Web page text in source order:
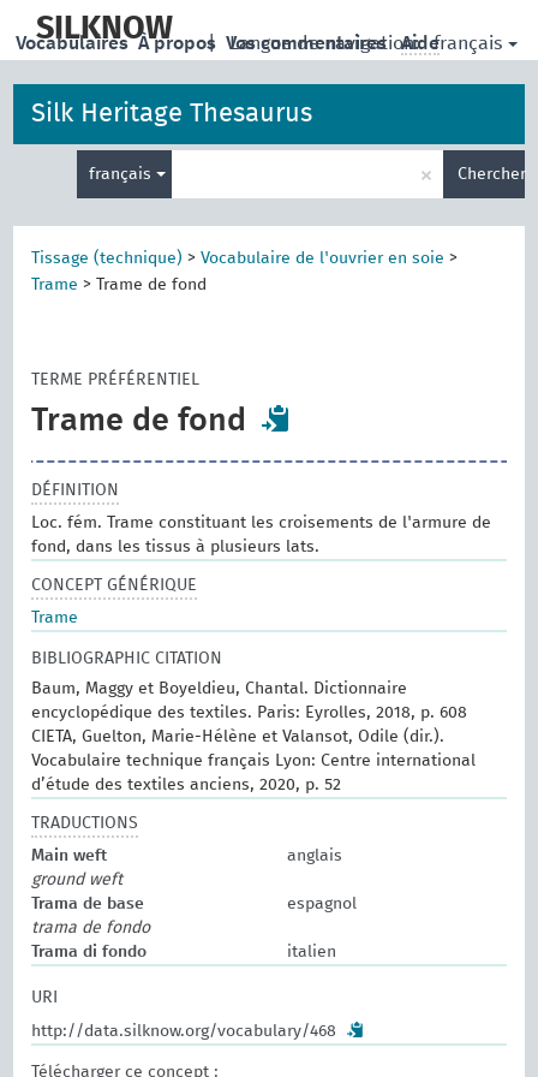
main
SILKNOW | Langue de navigation: français
Vocabulaires À propos Vos commentaires Aide
Silk Heritage Thesaurus
français
de
recherche
× Chercher
Tissage (technique) >Vocabulaire de l'ouvrier en soie >
Trame > Trame de fond
TERME PRÉFÉRENTIEL
Trame de fond
DÉFINITION
Loc. fém. Trame constituant les croisements de l'armure de
fond, dans les tissus à plusieurs lats.
CONCEPT GÉNÉRIQUE
Trame
BIBLIOGRAPHIC CITATION
Baum, Maggy et Boyeldieu, Chantal. Dictionnaire
encyclopédique des textiles. Paris: Eyrolles, 2018, p. 608
CIETA, Guelton, Marie-Hélène et Valansot, Odile (dir.).
Vocabulaire technique français Lyon: Centre international
d’étude des textiles anciens, 2020, p. 52
TRADUCTIONS
Main weft
anglais
ground weft
Trama de base
espagnol
trama de fondo
Trama di fondo
italien
URI
http://data.silknow.org/vocabulary/468
Télécharger ce concept :